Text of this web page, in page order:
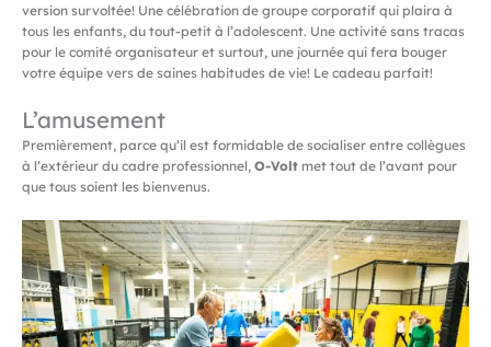
version survoltée! Une célébration de groupe corporatif qui plaira à
tous les enfants, du tout-petit à l’adolescent. Une activité sans tracas
pour le comité organisateur et surtout, une journée qui fera bouger
votre équipe vers de saines habitudes de vie! Le cadeau parfait!
L’amusement
Premièrement, parce qu’il est formidable de socialiser entre collègues
à l’extérieur du cadre professionnel, O-Volt met tout de l’avant pour
que tous soient les bienvenus.